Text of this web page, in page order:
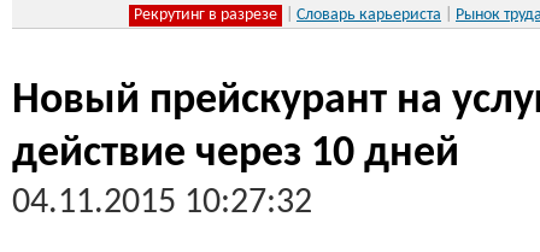
Рекрутинг в разрезе
Словарь карьериста Рынок
Новый прейскурант на
действие через 10 дней
04.11.2015 10:27:32